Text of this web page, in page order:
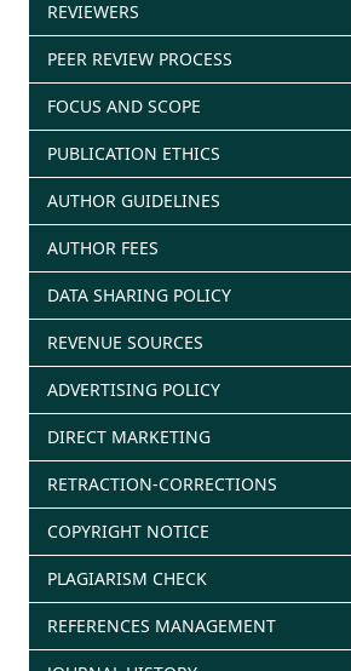
REVIEWERS
PEER REVIEW PROCESS
FOCUS AND SCOPE
PUBLICATION ETHICS
AUTHOR GUIDELINES
AUTHOR FEES
DATA SHARING POLICY
REVENUE SOURCES
ADVERTISING POLICY
DIRECT MARKETING
RETRACTION-CORRECTIONS
COPYRIGHT NOTICE
PLAGIARISM CHECK
REFERENCES MANAGEMENT